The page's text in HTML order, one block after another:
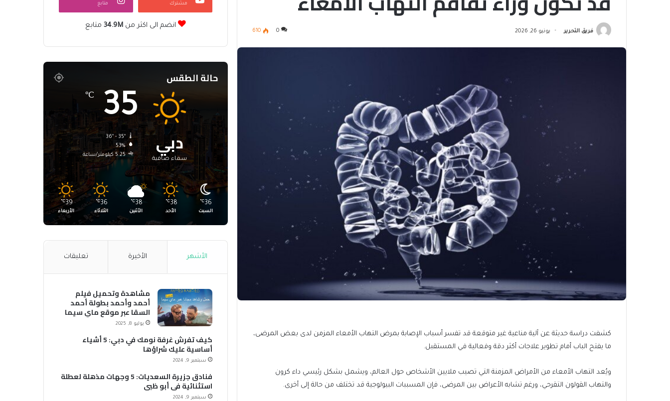
فريق التحرير يونيو 26, 2026 0
610
كشفت دراسة حديثة عن آلية مناعية غير متوقعة قد تفسر أسباب الإصابة بمرض التهاب الأمعاء المزمن لدى بعض المرضى،
ما يفتح الباب أمام تطوير علاجات أكثر دقة وفعالية في المستقبل.
ويُعد التهاب الأمعاء من الأمراض المزمنة التي تصيب ملايين الأشخاص حول العالم، ويشمل بشكل رئيسي داء كرون
والتهاب القولون التقرحي، ورغم تشابه الأعراض بين المرضى، فإن المسببات البيولوجية قد تختلف من حالة إلى أخرى.
مشترك متابع
انضم الى اكثر من34.9M متابع
حالة الطقس
دبي
سماء صافية
35
℃
36º - 35º
53%
5.25 كيلومتر/ساعة
36
℃
السبت
38
℃
الأحد
38
℃
الأثنين
36
℃
الثلاثاء
39
℃
الأربعاء
الأشهر الأخيرة تعليقات
مشاهدة وتحميل فيلم
أحمد وأحمد بطولة أحمد
السقا عبر موقع ماي سيما
MyCima (وي سيما WeCima)
يوليو 8, 2025
كيف تفرش غرفة نومك في دبي: 5 أشياء
أساسية عليك شراؤها
سبتمبر 9, 2024
فنادق جزيرة السعديات: 5 وجهات مذهلة لعطلة
استثنائية في أبو ظبي
سبتمبر 9, 2024